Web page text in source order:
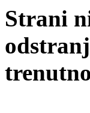
Strani